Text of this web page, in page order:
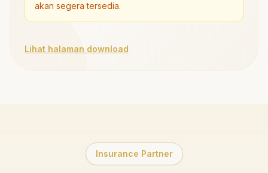
akan segera tersedia.
Lihat halaman download
Insurance Partner